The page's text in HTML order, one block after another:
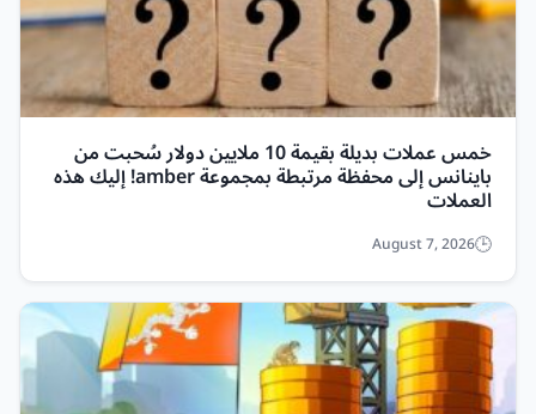
خمس عملات بديلة بقيمة 10 ملايين دولار سُحبت من
باينانس إلى محفظة مرتبطة بمجموعة amber! إليك هذه
العملات
August 7, 2026